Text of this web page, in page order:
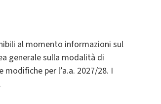
al momento informazioni sul
generale sulla modalità di
per l’a.a. 2027/28. I